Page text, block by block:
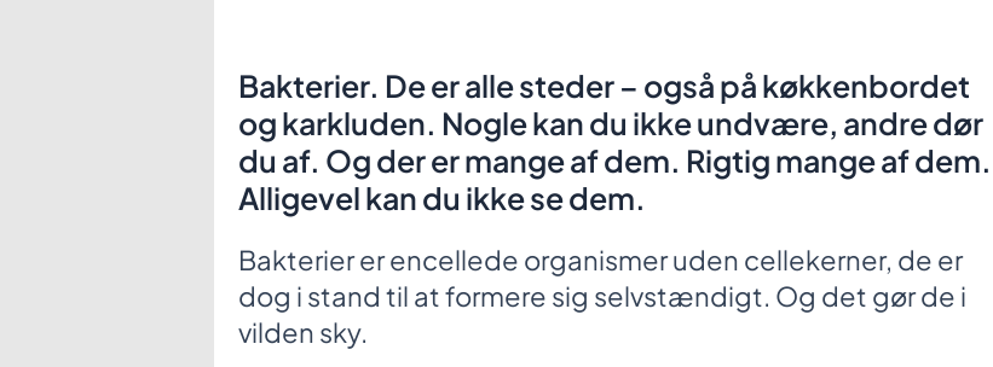
Bakterier. De er alle steder – også på køkkenbordet
og karkluden. Nogle kan du ikke undvære, andre dør
du af. Og der er mange af dem. Rigtig mange af dem.
Alligevel kan du ikke se dem.
Bakterier er encellede organismer uden cellekerner, de er
dog i stand til at formere sig selvstændigt. Og det gør de i
vilden sky.